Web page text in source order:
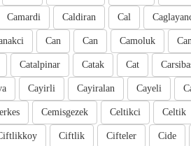
Cal
Caldiran
Camardi
Camoluk
Can
Can
Cat
Catak
Catalpinar
Cayeli
Cayiralan
Cayirli
Celtik
Celtikci
Cemisgezek
Cide
Cifteler
Ciftlik